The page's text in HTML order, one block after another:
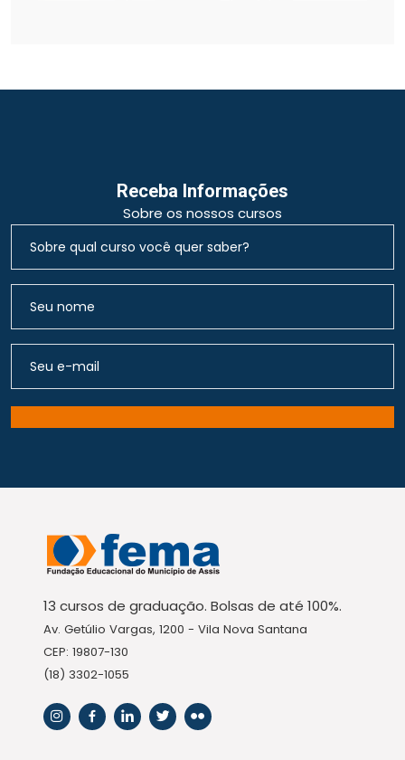
Receba Informações
Sobre os nossos cursos
13 cursos de graduação. Bolsas de até 100%.
Av. Getúlio Vargas, 1200 - Vila Nova Santana
CEP: 19807-130
(18) 3302-1055